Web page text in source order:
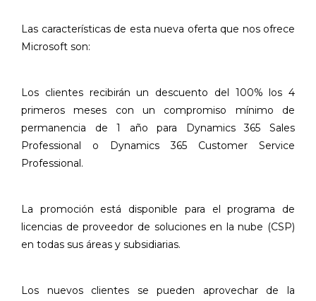
Las características de esta nueva oferta que nos ofrece
Microsoft son:
Los clientes recibirán un descuento del 100% los 4
primeros meses con un compromiso mínimo de
permanencia de 1 año para Dynamics 365 Sales
Professional o Dynamics 365 Customer Service
Professional.
La promoción está disponible para el programa de
licencias de proveedor de soluciones en la nube (CSP)
en todas sus áreas y subsidiarias.
Los nuevos clientes se pueden aprovechar de la